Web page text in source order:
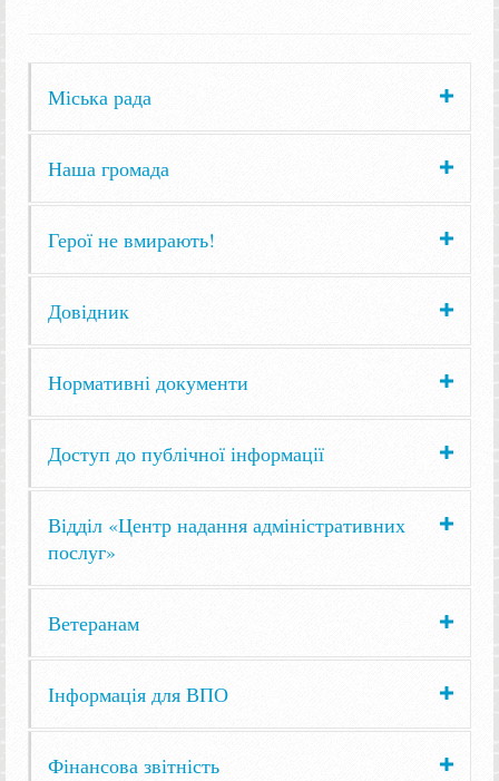
Міська рада
Наша громада
Герої не вмирають!
Довідник
Нормативні документи
Доступ до публічної інформації
Відділ «Центр надання адміністративних
послуг»
Ветеранам
Інформація для ВПО
Фінансова звітність